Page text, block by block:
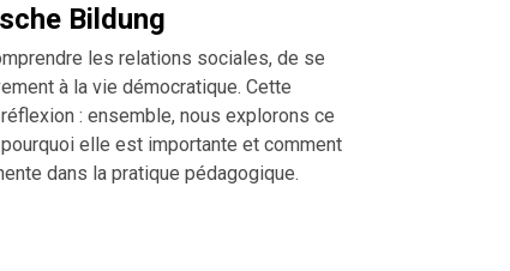
Bildung
les relations sociales, de se
à la vie démocratique. Cette
: ensemble, nous explorons ce
elle est importante et comment
dans la pratique pédagogique.